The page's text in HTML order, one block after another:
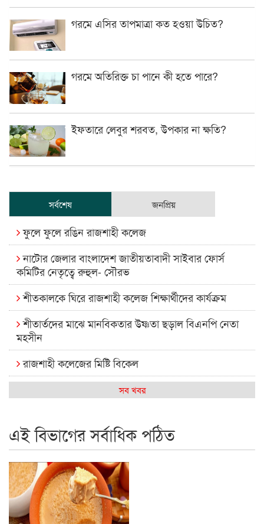
গরমে এসির তাপমাত্রা কত হওয়া উচিত?
গরমে অতিরিক্ত চা পানে কী হতে পারে?
ইফতারে লেবুর শরবত, উপকার না ক্ষতি?
সর্বশেষ জনপ্রিয়
ফুলে ফুলে রঙিন রাজশাহী কলেজ
নাটোর জেলার বাংলাদেশ জাতীয়তাবাদী সাইবার ফোর্স
কমিটির নেতৃত্বে রুহুল- সৌরভ
শীতকালকে ঘিরে রাজশাহী কলেজ শিক্ষার্থীদের কার্যক্রম
শীতার্তদের মাঝে মানবিকতার উষ্ণতা ছড়াল বিএনপি নেতা
মহসীন
রাজশাহী কলেজের মিষ্টি বিকেল
কেমন আছে আমাদের দেশের মধ্যবিত্তরা
রাজশাইন একাডেমির ফল প্রকাশ ও পুরস্কার বিতরণ
রাজশাহী কলেজের শিক্ষার্থী শাখাওয়াত পেলেন স্টার এক্সিলেন্স
অ্যাওয়ার্ড
বিশ্ব নদী বিবস উপলক্ষে নদী সুরক্ষায় নাওযাত্রা
সব খবর
এই বিভাগের সর্বাধিক পঠিত